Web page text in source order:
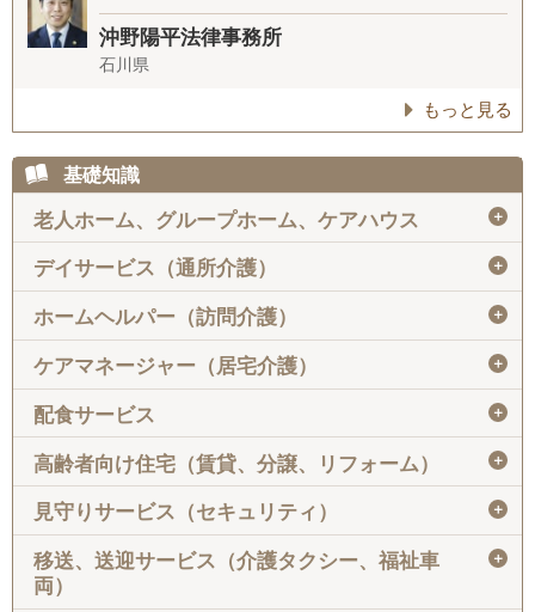
沖野陽平法律事務所
石川県
もっと見る
基礎知識
老人ホーム、グループホーム、ケアハウス ＋
デイサービス（通所介護） ＋
ホームヘルパー（訪問介護） ＋
ケアマネージャー（居宅介護） ＋
配食サービス ＋
高齢者向け住宅（賃貸、分譲、リフォーム） ＋
見守りサービス（セキュリティ） ＋
移送、送迎サービス（介護タクシー、福祉車
両）
＋